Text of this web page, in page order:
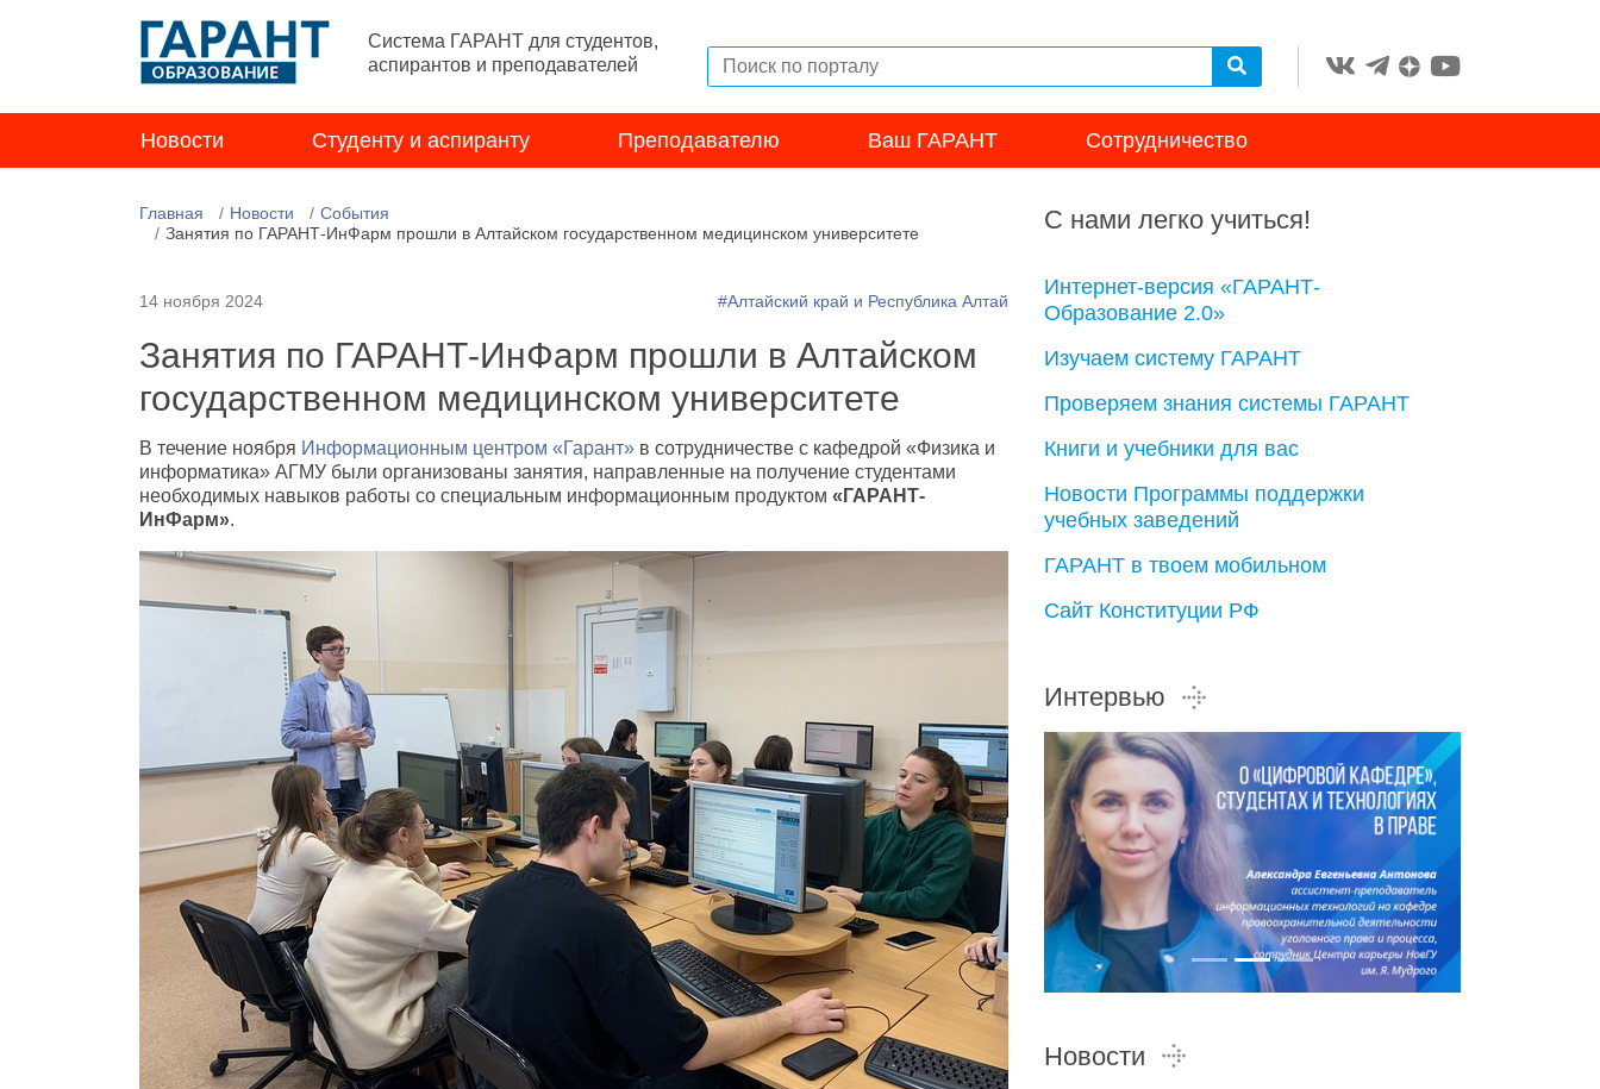
Система ГАРАНТ для студентов,
аспирантов и преподавателей
Новости Студенту и аспиранту Преподавателю Ваш ГАРАНТ Сотрудничество
Главная Новости
События
Занятия по ГАРАНТ-ИнФарм прошли в Алтайском государственном медицинском университете
14 ноября 2024 #Алтайский край и Республика Алтай
Занятия по ГАРАНТ-ИнФарм прошли в Алтайском
государственном медицинском университете
В течение ноября Информационным центром «Гарант» в сотрудничестве с кафедрой «Физика и
информатика» АГМУ были организованы занятия, направленные на получение студентами
необходимых навыков работы со специальным информационным продуктом «ГАРАНТ-
ИнФарм».
С нами легко учиться!
Интернет-версия «ГАРАНТ-
Образование 2.0»
Изучаем систему ГАРАНТ
Проверяем знания системы ГАРАНТ
Книги и учебники для вас
Новости Программы поддержки
учебных заведений
ГАРАНТ в твоем мобильном
Сайт Конституции РФ
Интервью
Новости